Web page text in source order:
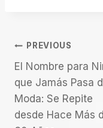
l
u
d
y
P
A
p
p
a
m o
o
k
Navegación
De
Entradas
PREVIOUS
El Nombre para
que Jamás Pasa
Moda: Se Repite
desde Hace Más